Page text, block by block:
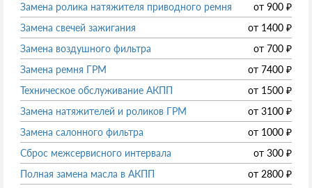
Замена ролика натяжителя приводного ремня
от 900 ₽
Замена свечей зажигания
от 1400 ₽
Замена воздушного фильтра
от 700 ₽
Замена ремня ГРМ
от 7400 ₽
Техническое обслуживание АКПП
от 1500 ₽
Замена натяжителей и роликов ГРМ
от 3100 ₽
Замена салонного фильтра
от 1000 ₽
Сброс межсервисного интервала
от 300 ₽
Полная замена масла в АКПП
от 2800 ₽